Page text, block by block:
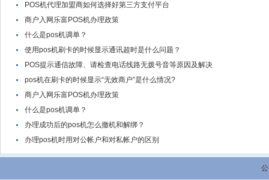
POS机代理加盟商如何选择好第三方支付平台
商户入网乐富POS机办理政策
什么是pos机调单？
使用pos机刷卡的时候显示通讯超时是什么问题？
POS提示通信故障、请检查电话线路无拨号音等原因及解决
pos机在刷卡的时候显示“无效商户”是什么情况?
商户入网乐富POS机办理政策
什么是pos机调单？
办理成功后的pos机怎么撤机和解绑？
办理pos机时用对公帐户和对私帐户的区别